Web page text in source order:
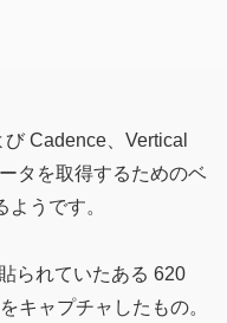
Cadence、Vertical
タを取得するためのベ
うです。
られていたある 620
キャプチャしたもの。